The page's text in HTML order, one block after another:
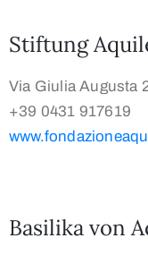
Stiftung
Via Giulia Augusta
+39 0431 917619
Basilika von